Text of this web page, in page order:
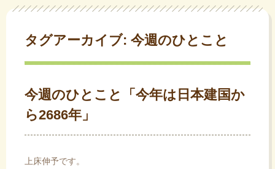
テ
タグアーカイブ: 今週のひとこと
今週のひとこと「今年は日本建国か
ら2686年」
上床伸予です。